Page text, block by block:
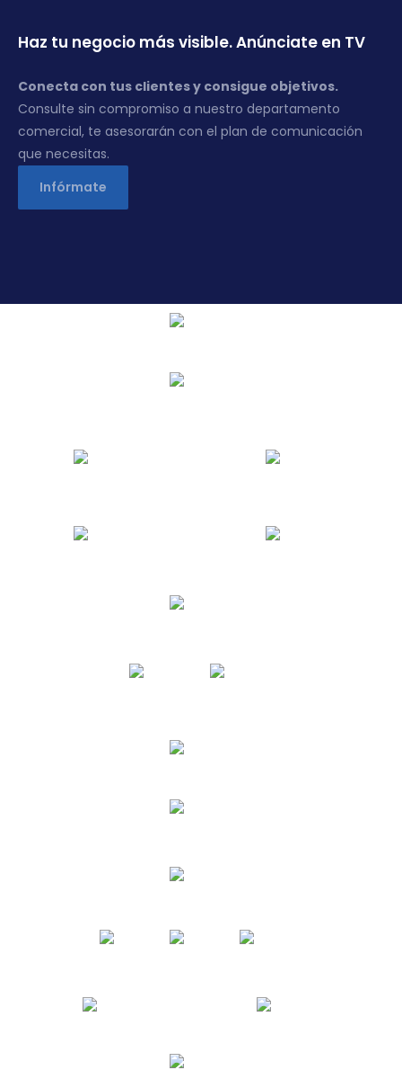
Haz tu negocio más visible. Anúnciate en TV
Conecta con tus clientes y consigue objetivos.
Consulte sin compromiso a nuestro departamento
comercial, te asesorarán con el plan de comunicación
que necesitas.
Infórmate